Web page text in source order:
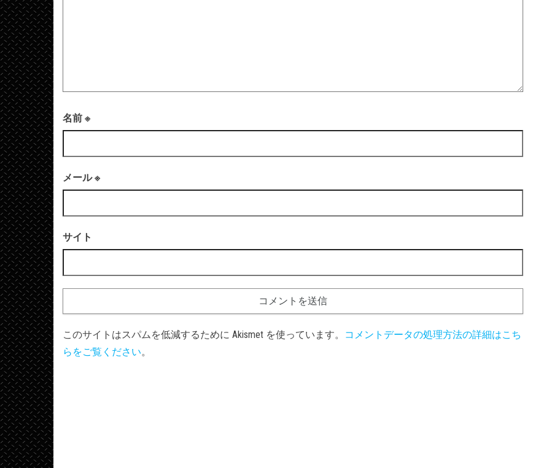
名前 ※
メール※
サイト
このサイトはスパムを低減するために Akismet を使っています。
コメントデータの処理方法の詳細はこち
らをご覧ください。